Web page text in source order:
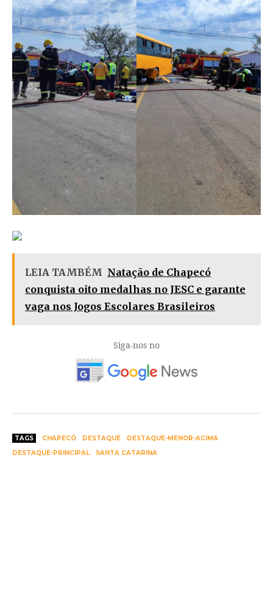
LEIA TAMBÉM Natação de Chapecó
conquista oito medalhas no JESC e garante
vaga nos Jogos Escolares Brasileiros
Siga-nos no
TAGS CHAPECÓ DESTAQUE
DESTAQUE-MENOR-ACIMA
DESTAQUE-PRINCIPAL
SANTA CATARINA